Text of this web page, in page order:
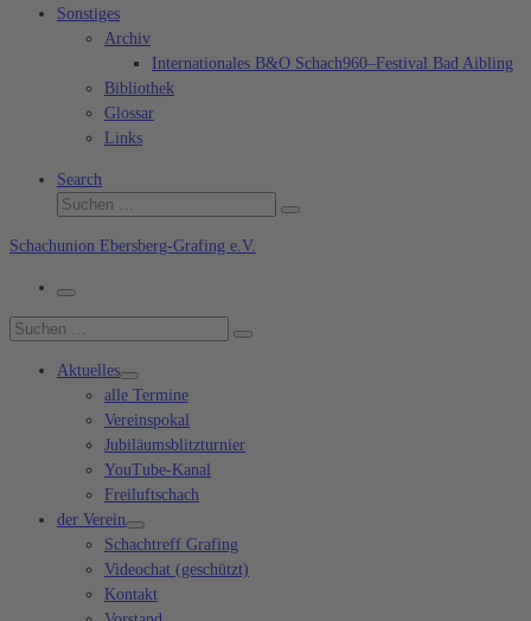
Sonstiges
Archiv
Internationales B&O Schach960–Festival Bad Aibling
Bibliothek
Glossar
Links
Search
Suche
Suchen …
Schachunion Ebersberg-Grafing e.V.
Menü
Suche
Suchen …
Aktuelles
alle Termine
Vereinspokal
Jubiläumsblitzturnier
YouTube-Kanal
Freiluftschach
der Verein
Schachtreff Grafing
Videochat (geschützt)
Kontakt